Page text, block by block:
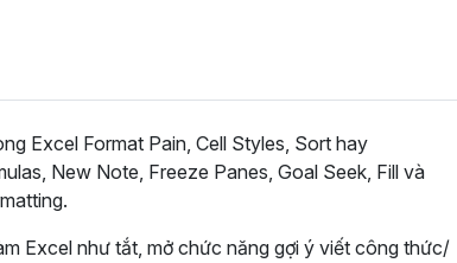
Excel Format Pain, Cell Styles, Sort hay
New Note, Freeze Panes, Goal Seek, Fill và
Excel như tắt, mở chức năng gợi ý viết công thức/